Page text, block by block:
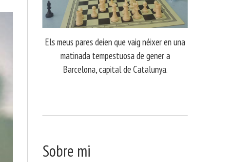
Els meus pares deien que vaig néixer en una
matinada tempestuosa de gener a
Barcelona, capital de Catalunya.
Sobre mi